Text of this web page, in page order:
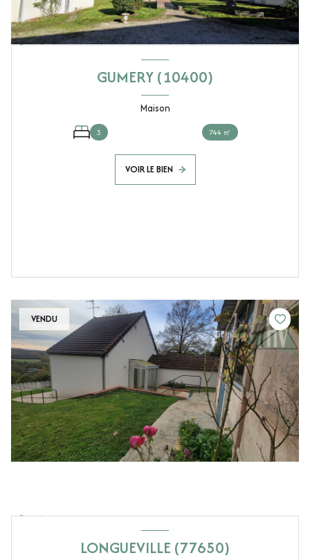
GUMERY (10400)
Maison
3 744 ㎡
VOIR LE BIEN
VENDU
LONGUEVILLE (77650)